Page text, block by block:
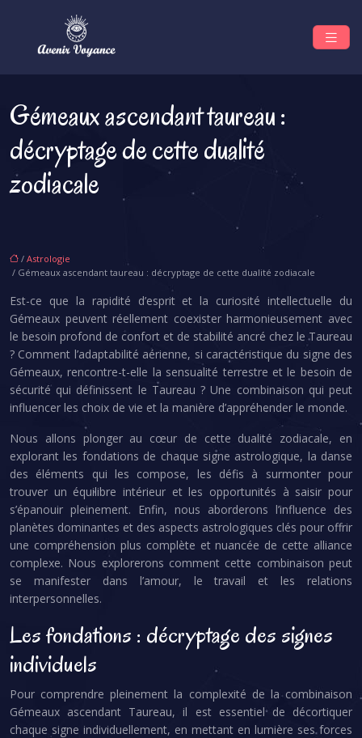
Gémeaux ascendant taureau :
décryptage de cette dualité
zodiacale
/ Astrologie
/ Gémeaux ascendant taureau : décryptage de cette dualité zodiacale
Est-ce que la rapidité d’esprit et la curiosité intellectuelle du
Gémeaux peuvent réellement coexister harmonieusement avec
le besoin profond de confort et de stabilité ancré chez le Taureau
? Comment l’adaptabilité aérienne, si caractéristique du signe des
Gémeaux, rencontre-t-elle la sensualité terrestre et le besoin de
sécurité qui définissent le Taureau ? Une combinaison qui peut
influencer les choix de vie et la manière d’appréhender le monde.
Nous allons plonger au cœur de cette dualité zodiacale, en
explorant les fondations de chaque signe astrologique, la danse
des éléments qui les compose, les défis à surmonter pour
trouver un équilibre intérieur et les opportunités à saisir pour
s’épanouir pleinement. Enfin, nous aborderons l’influence des
planètes dominantes et des aspects astrologiques clés pour offrir
une compréhension plus complète et nuancée de cette alliance
complexe. Nous explorerons comment cette combinaison peut
se manifester dans l’amour, le travail et les relations
interpersonnelles.
Les fondations : décryptage des signes
individuels
Pour comprendre pleinement la complexité de la combinaison
Gémeaux ascendant Taureau, il est essentiel de décortiquer
chaque signe individuellement, en mettant en lumière ses forces